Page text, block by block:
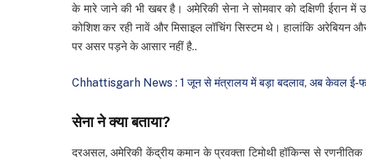
के मारे जाने की भी खबर है। अमेरिकी सेना ने सोमवार को दक्षिणी ईरान
कोशिश कर रही नावें और मिसाइल लॉचिंग सिस्टम थे। हालांकि अरेबियन
पर असर पड़ने के आसार नहीं है..
Chhattisgarh News : 1 जून से मंत्रालय में बड़ा बदलाव, अब केवल ई-
सेना ने क्या बताया?
दरअसल, अमेरिकी केंद्रीय कमान के प्रवक्ता टिमोथी हॉकिन्स से